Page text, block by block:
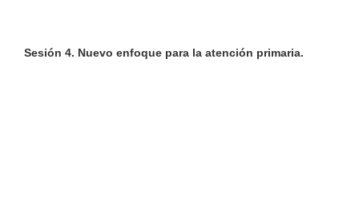
Sesión 4. Nuevo enfoque para la atención primaria.